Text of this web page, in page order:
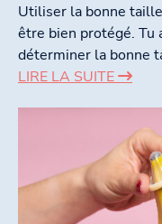
Utiliser la bonne
être bien protégé. Tu
déterminer la bonne
LIRE LA SUITE